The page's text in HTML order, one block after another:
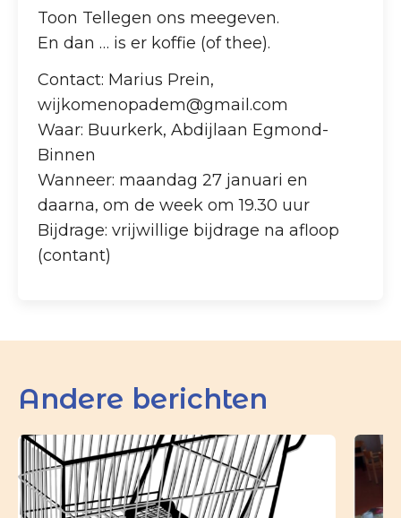
Toon Tellegen ons meegeven.
En dan … is er koffie (of thee).
Contact: Marius Prein,
wijkomenopadem@gmail.com
Waar: Buurkerk, Abdijlaan Egmond-
Binnen
Wanneer: maandag 27 januari en
daarna, om de week om 19.30 uur
Bijdrage: vrijwillige bijdrage na afloop
(contant)
Andere berichten